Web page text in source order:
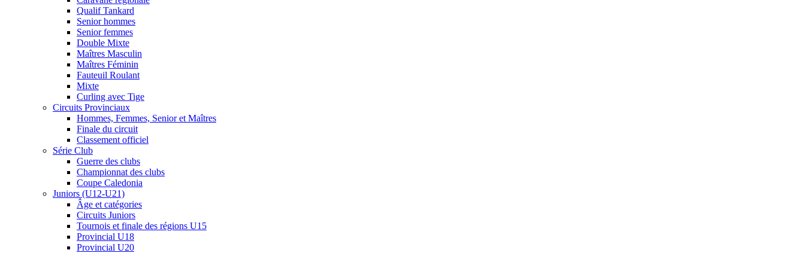
Qualif Tankard
Senior hommes
Senior femmes
Double Mixte
Maîtres Masculin
Maîtres Féminin
Fauteuil Roulant
Mixte
Curling avec Tige
Circuits Provinciaux
Hommes, Femmes, Senior et Maîtres
Finale du circuit
Classement officiel
Série Club
Guerre des clubs
Championnat des clubs
Coupe Caledonia
Juniors (U12-U21)
Âge et catégories
Circuits Juniors
Tournois et finale des régions U15
Provincial U18
Provincial U20